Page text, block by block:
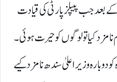
کے بعد جب پیپلز پارٹی کی قیادت
کیا تو لوگوں کو حیرت ہوئی۔
شاہ کو دوبارہ وزیراعلیٰ سندھ نامزد کیے